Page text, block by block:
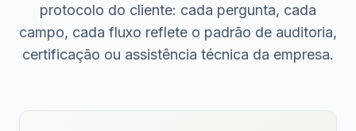
protocolo do cliente: cada pergunta, cada
campo, cada fluxo reflete o padrão de auditoria,
certificação ou assistência técnica da empresa.